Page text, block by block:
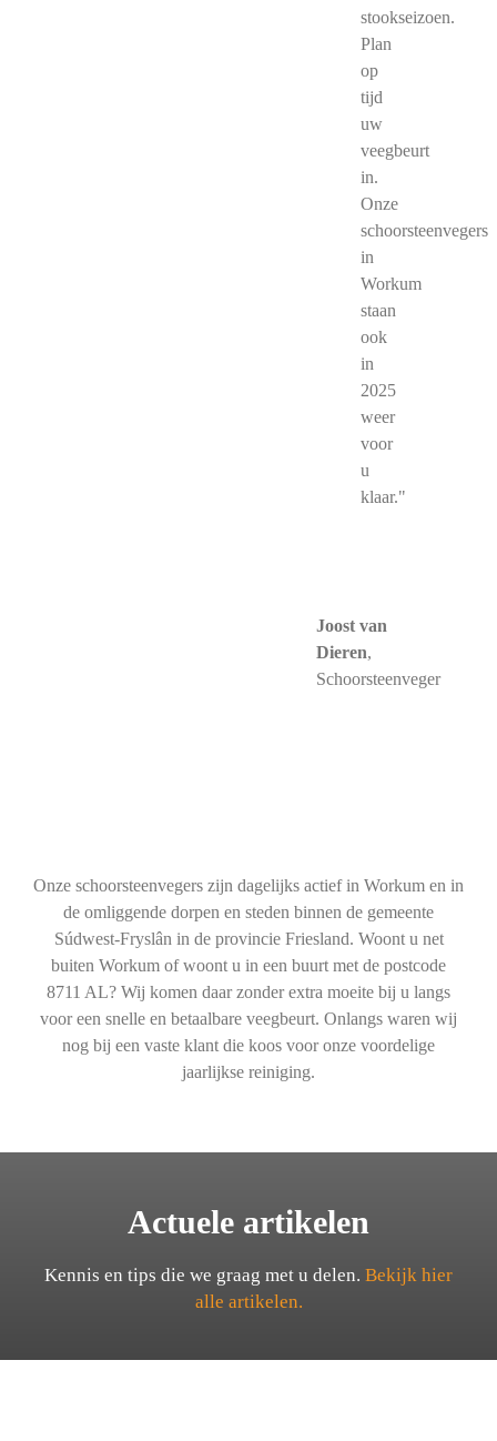
stookseizoen.
Plan
op
tijd
uw
veegbeurt
in.
Onze
schoorsteenvegers
in
Workum
staan
ook
in
2025
weer
voor
u
klaar."
Joost van
Dieren,
Schoorsteenveger
Onze schoorsteenvegers zijn dagelijks actief in Workum en in
de omliggende dorpen en steden binnen de gemeente
Súdwest-Fryslân in de provincie Friesland. Woont u net
buiten Workum of woont u in een buurt met de postcode
8711 AL? Wij komen daar zonder extra moeite bij u langs
voor een snelle en betaalbare veegbeurt. Onlangs waren wij
nog bij een vaste klant die koos voor onze voordelige
jaarlijkse reiniging.
Actuele artikelen
Kennis en tips die we graag met u delen. Bekijk hier
alle artikelen.